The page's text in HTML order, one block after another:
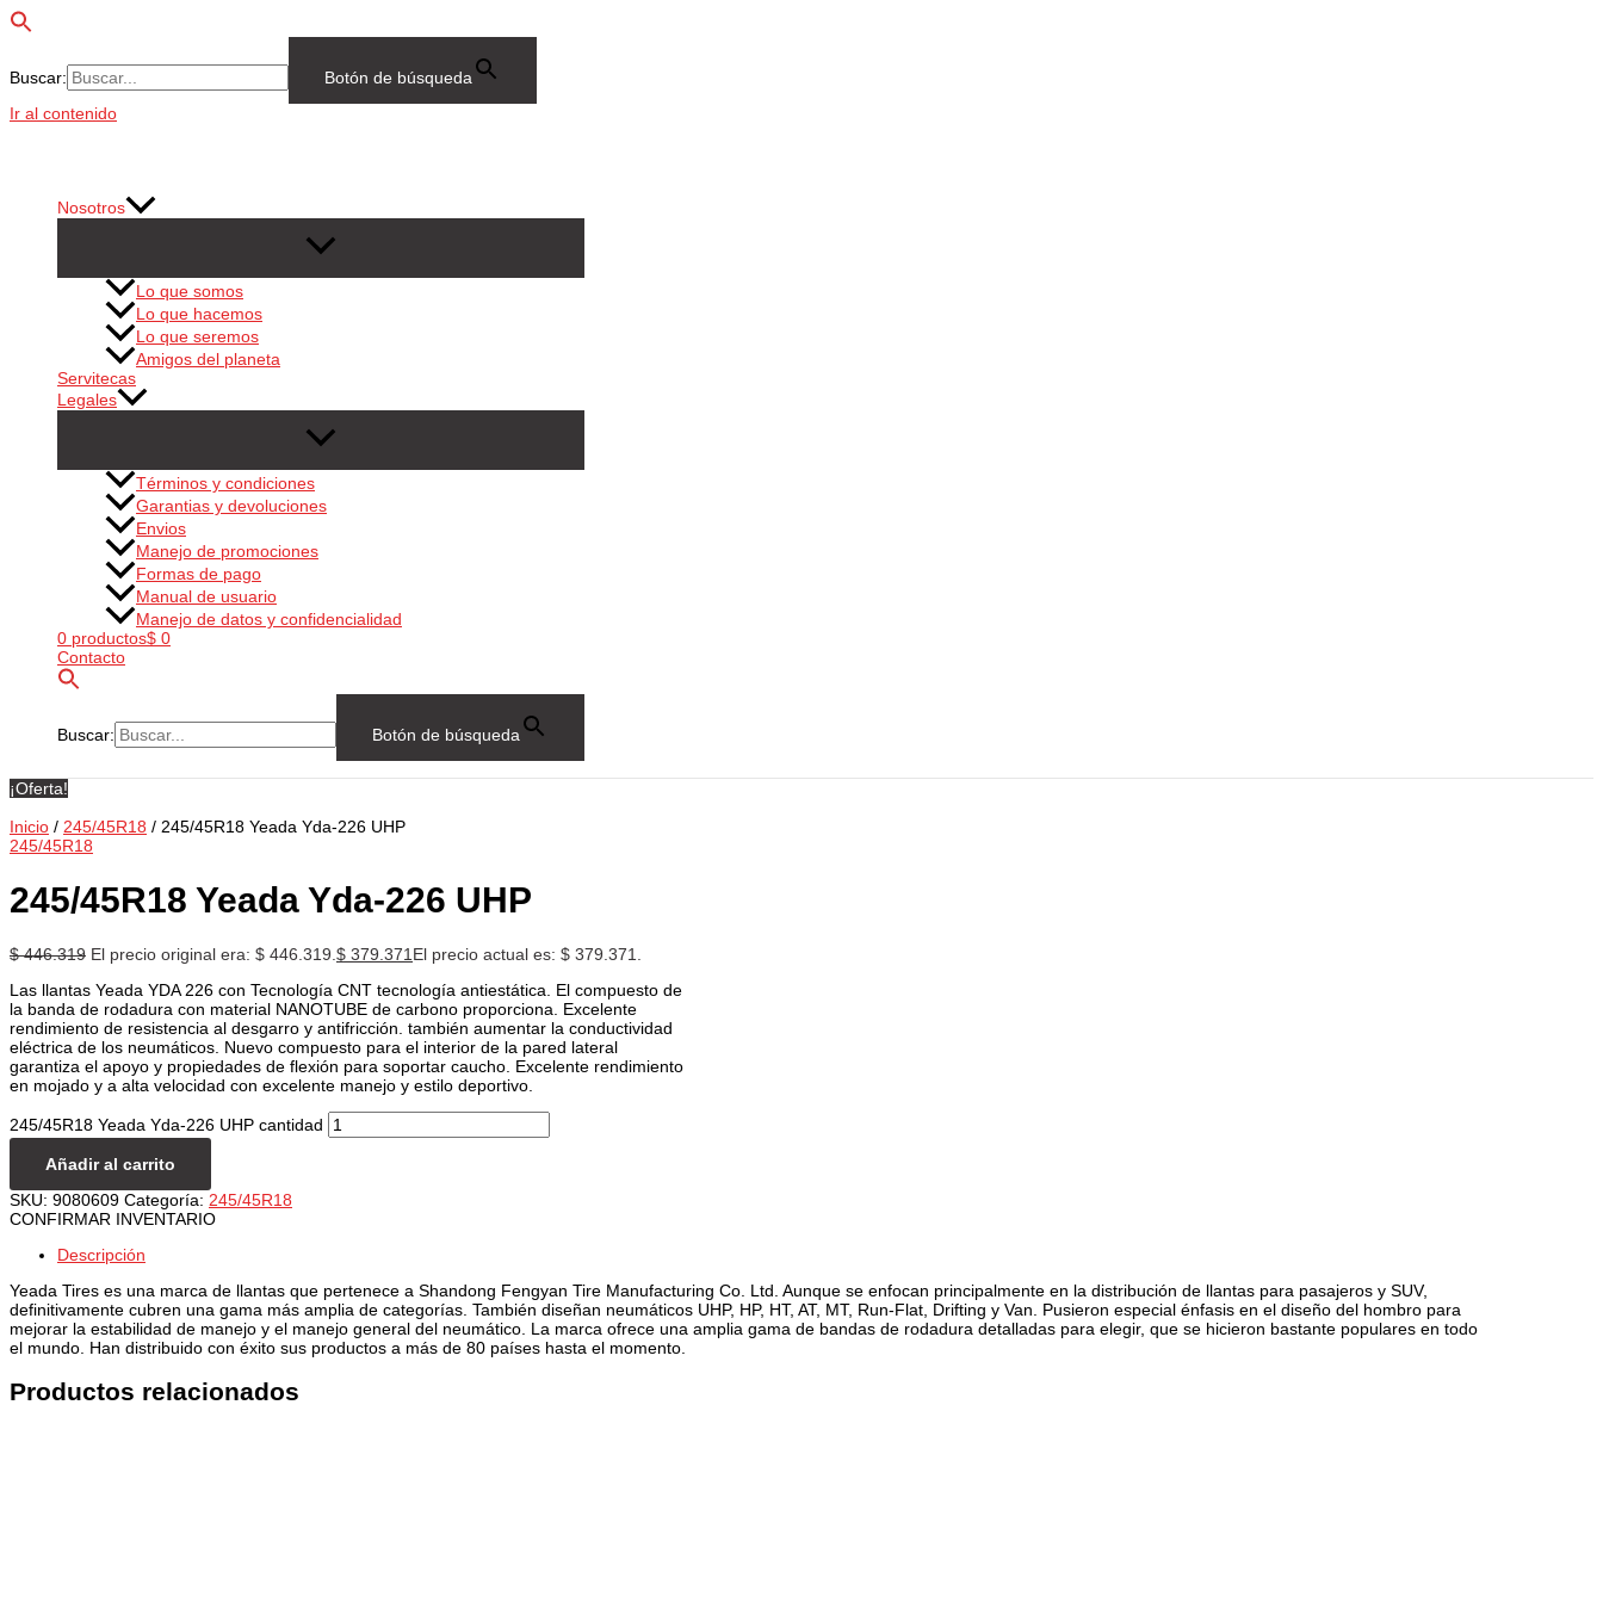
Buscar:
Botón de búsqueda
Ir al contenido
Nosotros
Lo que somos
Lo que hacemos
Lo que seremos
Amigos del planeta
Servitecas
Legales
Términos y condiciones
Garantias y devoluciones
Envios
Manejo de promociones
Formas de pago
Manual de usuario
Manejo de datos y confidencialidad
0 productos$ 0
Contacto
Buscar: Botón de búsqueda
¡Oferta!
Inicio / 245/45R18 / 245/45R18 Yeada Yda-226 UHP
245/45R18
245/45R18 Yeada Yda-226 UHP
$446.319 El precio original era: $ 446.319. $ 379.371 El precio actual es: $ 379.371.
Las llantas Yeada YDA 226 con Tecnología CNT tecnología antiestática. El compuesto de
la banda de rodadura con material NANOTUBE de carbono proporciona. Excelente
rendimiento de resistencia al desgarro y antifricción. también aumentar la conductividad
eléctrica de los neumáticos. Nuevo compuesto para el interior de la pared lateral
garantiza el apoyo y propiedades de flexión para soportar caucho. Excelente rendimiento
en mojado y a alta velocidad con excelente manejo y estilo deportivo.
245/45R18 Yeada Yda-226 UHP cantidad
Añadir al carrito
SKU: 9080609 Categoría: 245/45R18
CONFIRMAR INVENTARIO
Descripción
Yeada Tires es una marca de llantas que pertenece a Shandong Fengyan Tire Manufacturing Co. Ltd. Aunque se enfocan principalmente en la distribución de llantas para pasajeros y SUV,
definitivamente cubren una gama más amplia de categorías. También diseñan neumáticos UHP, HP, HT, AT, MT, Run-Flat, Drifting y Van. Pusieron especial énfasis en el diseño del hombro para
mejorar la estabilidad de manejo y el manejo general del neumático. La marca ofrece una amplia gama de bandas de rodadura detalladas para elegir, que se hicieron bastante populares en todo
el mundo. Han distribuido con éxito sus productos a más de 80 países hasta el momento.
Productos relacionados